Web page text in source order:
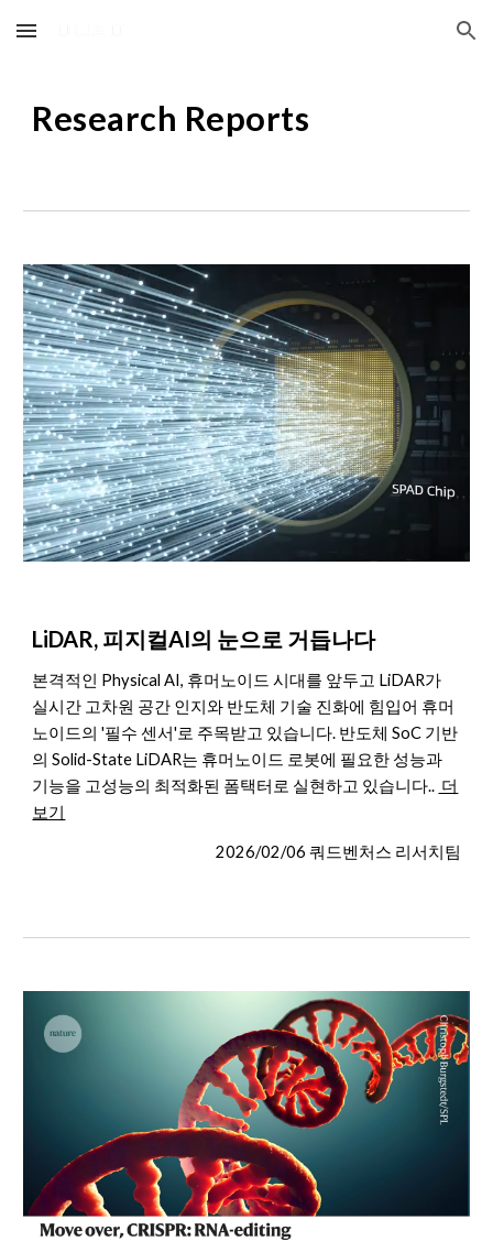
Skip to main content Skip to navigation
Research Reports
LiDAR, 피지컬AI의 눈으로 거듭나다
본격적인 Physical AI, 휴머노이드 시대를 앞두고 LiDAR가
실시간 고차원 공간 인지와 반도체 기술 진화에 힘입어 휴머
노이드의 '필수 센서'로 주목받고 있습니다. 반도체 SoC 기반
의 Solid-State LiDAR는 휴머노이드 로봇에 필요한 성능과
기능을 고성능의 최적화된 폼택터로 실현하고 있습니다.. 더
보기
2026/02/06 쿼드벤처스 리서치팀